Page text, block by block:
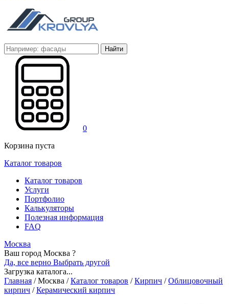
Найти
0
Корзина пуста
Каталог товаров
Каталог товаров
Услуги
Портфолио
Калькуляторы
Полезная информация
FAQ
Москва
Ваш город Москва ?
Да, все верно Выбрать другой
Загрузка каталога...
Главная /Москва / Каталог товаров / Кирпич / Облицовочный
кирпич / Керамический кирпич